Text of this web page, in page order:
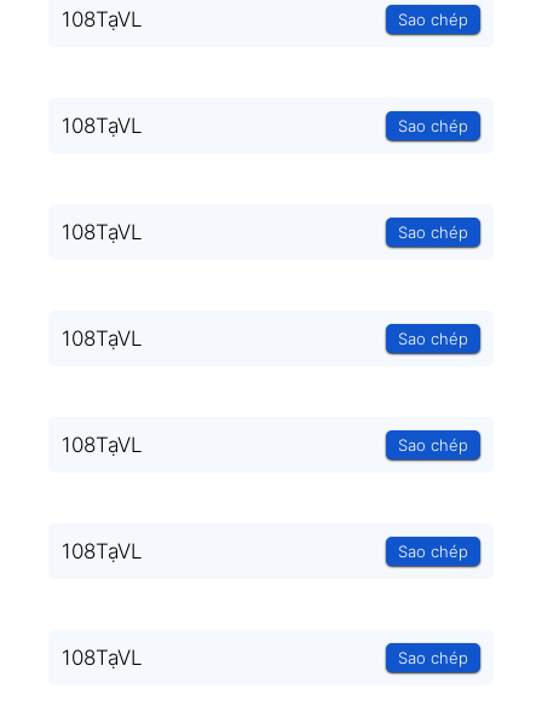
108TạVL Sao chép
108TạVL Sao chép
108TạVL Sao chép
108TạVL Sao chép
108TạVL Sao chép
108TạVL Sao chép
108TạVL Sao chép